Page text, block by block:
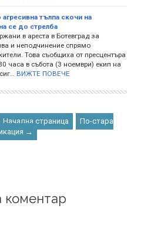
тълпа скочи на
се до стрелба
в ареста в Ботевград за
и неподчинение спрямо
Това съобщиха от пресцентъра
часа в събота (3 ноември) екип на
ВИЖТЕ ПОВЕЧЕ
Начална страница
По-стара
→
коментар